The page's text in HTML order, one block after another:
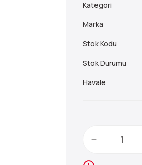
Kategori
Marka
Stok Kodu
Stok Durumu
Havale